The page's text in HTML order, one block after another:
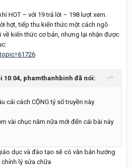
HOT – với 19 trả lời – 198 lượt xem.
hợt, tiếp thu kiến thức một cách ngô
về kiến thức cơ bản, nhưng lại nhận được
10:04, phamthanhbinh đã nói:
cái cách CỘNG tỷ số truyền này
vài chục năm nữa mới đến cái bài này
dục và đào tạo sẽ có văn bản hướng
lý sửa chữa